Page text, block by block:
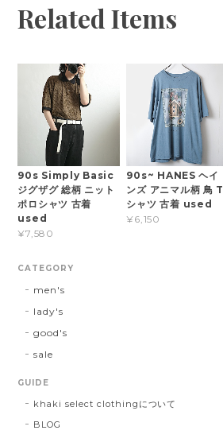
Related Items
90s Simply Basic
ジグザグ 総柄 ニット
ポロシャツ 古着
used
¥7,580
90s~ HANES ヘイ
ンズ アニマル柄 鳥 T
シャツ 古着 used
¥6,150
CATEGORY
men's
lady's
good's
sale
GUIDE
khaki select clothingについて
BLOG